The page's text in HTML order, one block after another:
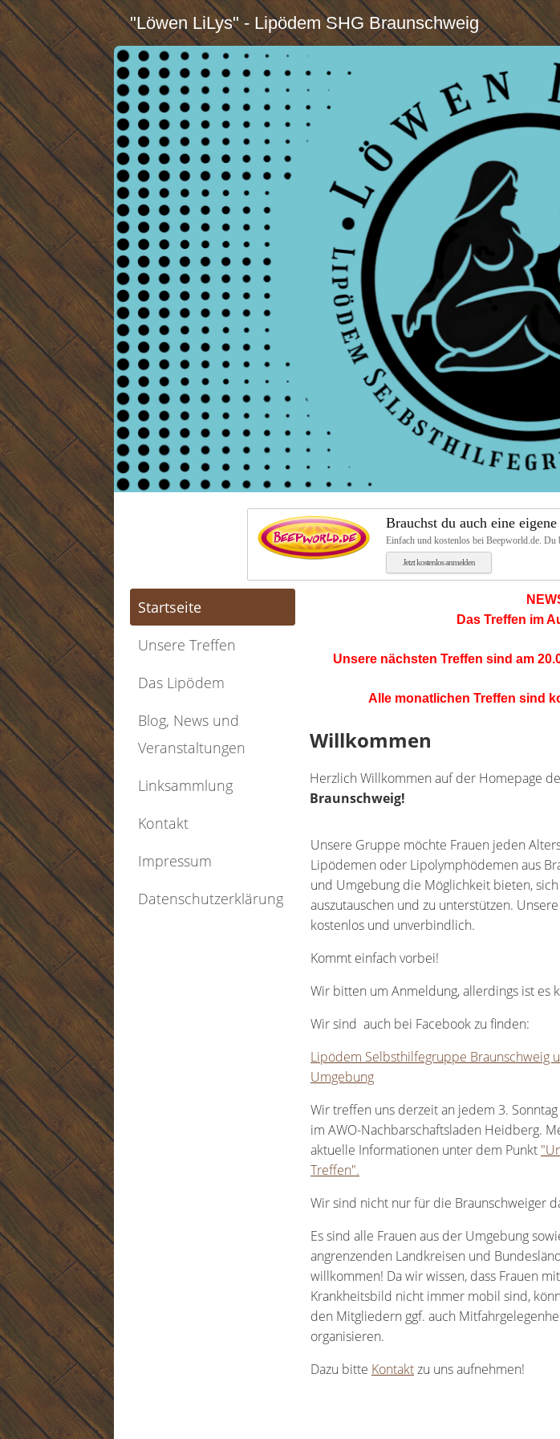
"Löwen LiLys" - Lipödem SHG Braunschweig
Brauchst du auch eine eigene
Einfach und kostenlos bei Beepworld.de.
Jetzt kostenlos anmelden
Startseite
Unsere Treffen
Das Lipödem
Blog, News und
Veranstaltungen
Linksammlung
Kontakt
Impressum
Datenschutzerklärung
Das Treffen im
Unsere nächsten Treffen sind am
Alle monatlichen Treffen sind
Willkommen
Herzlich Willkommen auf der Homepage
Braunschweig!
Unsere Gruppe möchte Frauen jeden
Lipödemen oder Lipolymphödemen aus
und Umgebung die Möglichkeit bieten, sich
auszutauschen und zu unterstützen.
kostenlos und unverbindlich.
Kommt einfach vorbei!
Wir bitten um Anmeldung, allerdings ist es
Wir sind auch bei Facebook zu finden:
Lipödem Selbsthilfegruppe Braunschweig
Umgebung
Wir treffen uns derzeit an jedem 3.
im AWO-Nachbarschaftsladen Heidberg.
aktuelle Informationen unter dem Punkt
Treffen".
Wir sind nicht nur für die Braunschweiger
Es sind alle Frauen aus der Umgebung
angrenzenden Landkreisen und
willkommen! Da wir wissen, dass Frauen
Krankheitsbild nicht immer mobil sind,
den Mitgliedern ggf. auch
organisieren.
Dazu bitte Kontaktzu uns aufnehmen!